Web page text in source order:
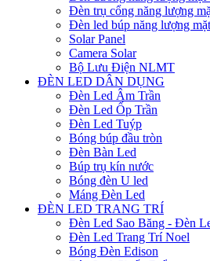
Đèn trụ cổng năng lượng
Đèn led búp năng lượng
Solar Panel
Camera Solar
Bộ Lưu Điện NLMT
ĐÈN LED DÂN DỤNG
Đèn Led Âm Trần
Đèn Led Ốp Trần
Đèn Led Tuýp
Bóng búp đầu tròn
Đèn Bàn Led
Búp trụ kín nước
Bóng đèn U led
Máng Đèn Led
ĐÈN LED TRANG TRÍ
Đèn Led Sao Băng - Đèn
Đèn Led Trang Trí Noel
Bóng Đèn Edison